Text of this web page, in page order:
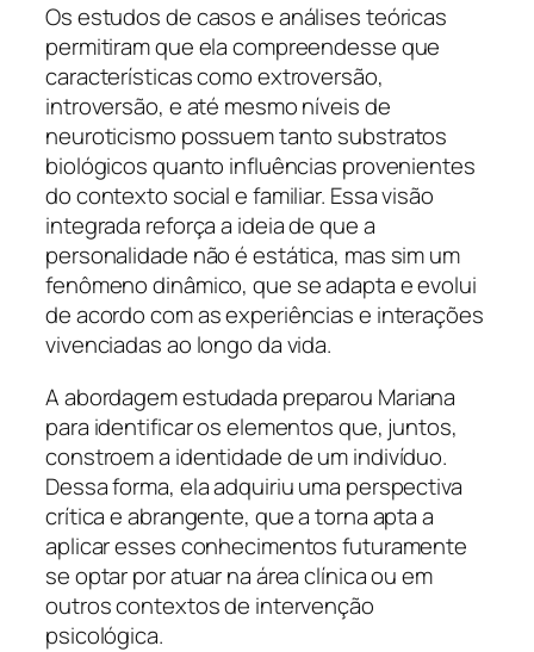
Os estudos de casos e análises teóricas
permitiram que ela compreendesse que
características como extroversão,
introversão, e até mesmo níveis de
neuroticismo possuem tanto substratos
biológicos quanto influências provenientes
do contexto social e familiar. Essa visão
integrada reforça a ideia de que a
personalidade não é estática, mas sim um
fenômeno dinâmico, que se adapta e evolui
de acordo com as experiências e interações
vivenciadas ao longo da vida.
A abordagem estudada preparou Mariana
para identificar os elementos que, juntos,
constroem a identidade de um indivíduo.
Dessa forma, ela adquiriu uma perspectiva
crítica e abrangente, que a torna apta a
aplicar esses conhecimentos futuramente
se optar por atuar na área clínica ou em
outros contextos de intervenção
psicológica.